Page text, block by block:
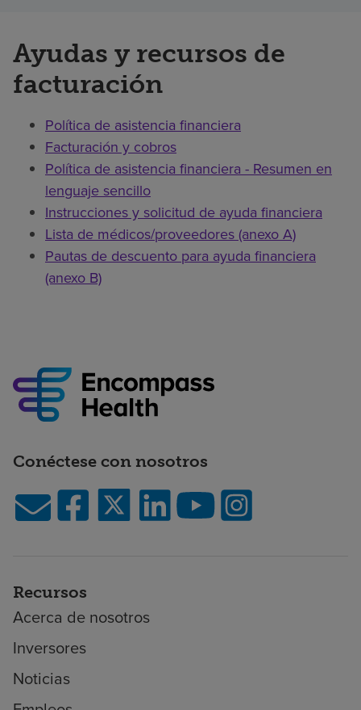
Ayudas y recursos de
facturación
Política de asistencia financiera
Facturación y cobros
Política de asistencia financiera - Resumen en
lenguaje sencillo
Instrucciones y solicitud de ayuda financiera
Lista de médicos/proveedores (anexo A)
Pautas de descuento para ayuda financiera
(anexo B)
Conéctese con nosotros
Recursos
Acerca de nosotros
Inversores
Noticias